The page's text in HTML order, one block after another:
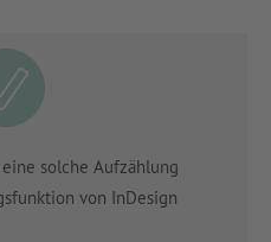
solche Aufzählung
von InDesign